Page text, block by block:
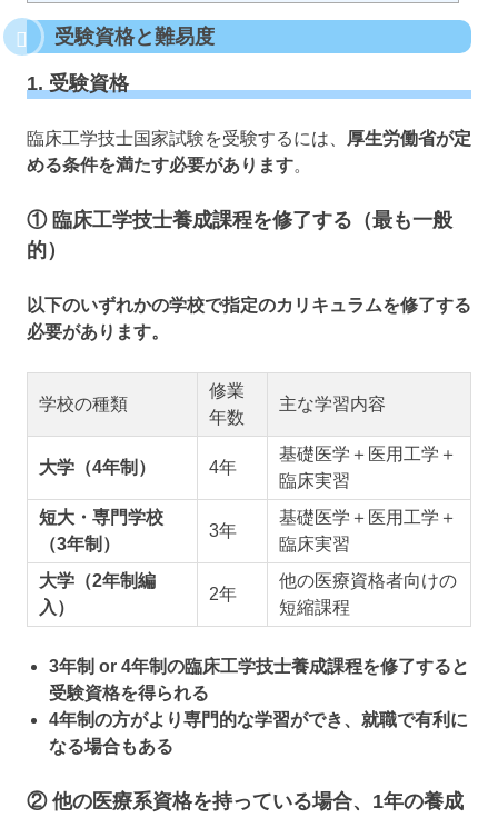
受験資格と難易度
1. 受験資格
臨床工学技士国家試験を受験するには、
厚生労働省が定
める条件を満たす必要があります。
① 臨床工学技士養成課程を修了する（最も一般
的）
以下のいずれかの学校で指定のカリキュラムを修了する
必要があります。
学校の種類
修業
年数
主な学習内容
大学（4年制） 4年
基礎医学＋医用工学＋
臨床実習
短大・専門学校
（3年制）
3年
基礎医学＋医用工学＋
臨床実習
大学（2年制編
入）
2年
他の医療資格者向けの
短縮課程
3年制 or 4年制の臨床工学技士養成課程を修了すると
受験資格を得られる
4年制の方がより専門的な学習ができ、就職で有利に
なる場合もある
② 他の医療系資格を持っている場合、1年の養成